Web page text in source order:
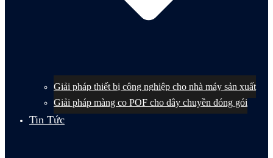
Giải pháp thiết bị công nghiệp cho nhà máy sản xuất
Giải pháp màng co POF cho dây chuyền đóng gói
Tin Tức